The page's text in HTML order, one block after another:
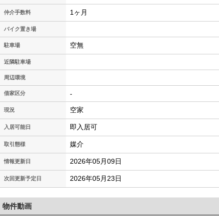
仲介手数料 1ヶ月
バイク置き場
駐車場 空無
近隣駐車場
周辺環境
借家区分 -
現況 空家
入居可能日 即入居可
取引態様 媒介
情報更新日 2026年05月09日
次回更新予定日 2026年05月23日
物件動画